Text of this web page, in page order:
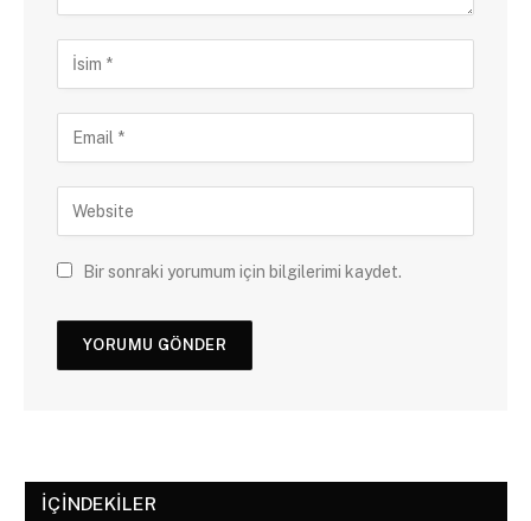
Bir sonraki yorumum için bilgilerimi kaydet.
İÇINDEKILER